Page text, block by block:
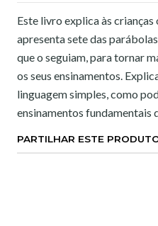
Este livro explica às crianças
apresenta sete das
que o seguiam, para tornar
os seus ensinamentos.
linguagem simples, como
ensinamentos fundamentais
PARTILHAR ESTE